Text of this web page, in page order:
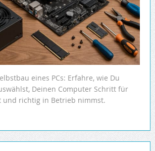
eines PCs: Erfahre, wie Du
Deinen Computer Schritt für
und richtig in Betrieb nimmst.